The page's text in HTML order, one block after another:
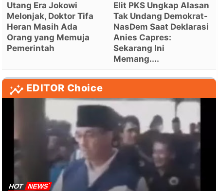
Utang Era Jokowi
Melonjak, Doktor Tifa
Heran Masih Ada
Orang yang Memuja
Pemerintah
Elit PKS Ungkap Alasan
Tak Undang Demokrat-
NasDem Saat Deklarasi
Anies Capres:
Sekarang Ini
Memang....
EDITOR Choice
HOT NEWS